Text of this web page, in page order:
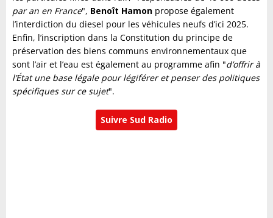
par an en France", Benoît Hamon propose également
l’interdiction du diesel pour les véhicules neufs d’ici 2025.
Enfin, l’inscription dans la Constitution du principe de
préservation des biens communs environnementaux que
sont l’air et l’eau est également au programme afin "d’offrir à
l’État une base légale pour légiférer et penser des politiques
spécifiques sur ce sujet".
Suivre Sud Radio